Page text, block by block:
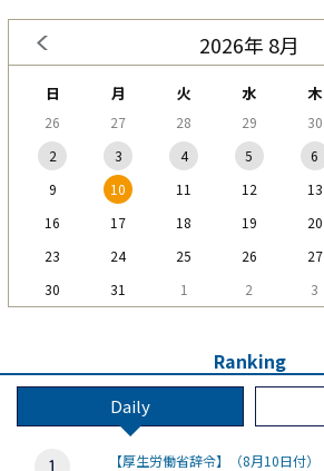
2026年 8月
日 月 火 水 木
26 27 28 29 30
2
3 4 5 6
9
10 11 12 13
16
17 18 19 20
23
24 25 26 27
30
31 1 2 3
Ranking
Daily
【厚生労働省辞令】（8月10日付）